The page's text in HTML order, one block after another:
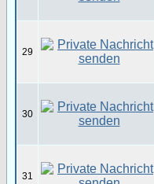
29
30
31